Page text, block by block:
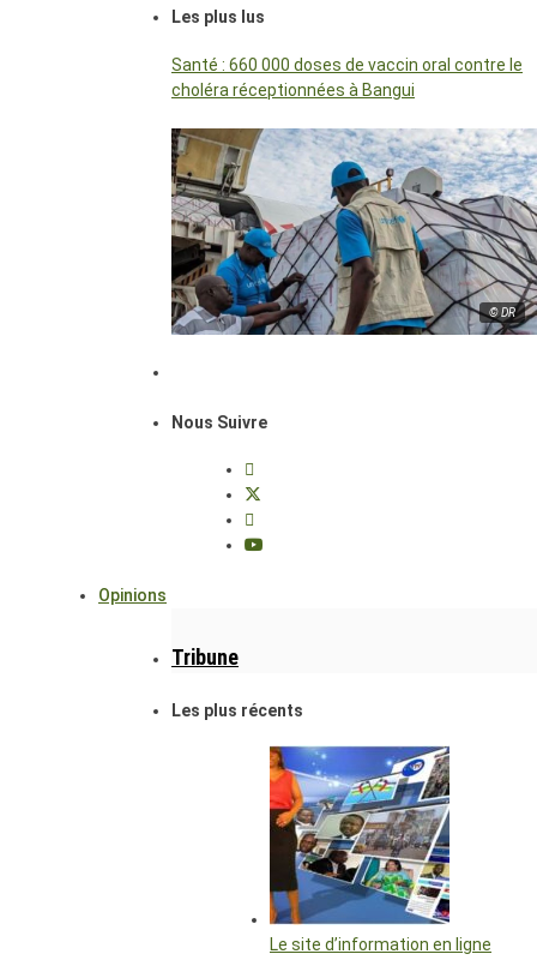
Les plus lus
Santé : 660 000 doses de vaccin oral contre le
choléra réceptionnées à Bangui
© DR
Nous Suivre
Opinions
Tribune
Les plus récents
Le site d’information en ligne